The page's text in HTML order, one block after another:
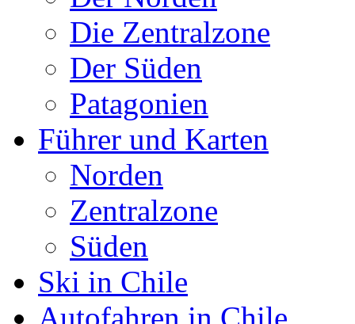
Die Zentralzone
Der Süden
Patagonien
Führer und Karten
Norden
Zentralzone
Süden
Ski in Chile